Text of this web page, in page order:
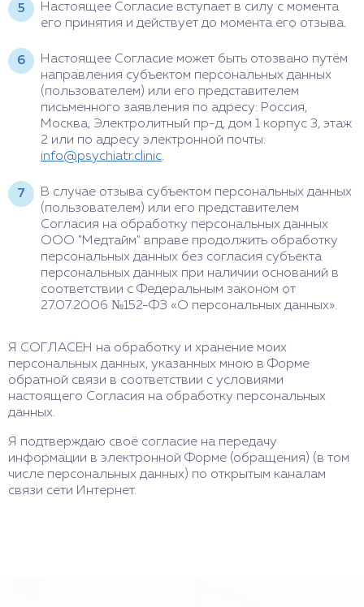
Настоящее Согласие вступает в силу с момента
его принятия и действует до момента его отзыва.
Настоящее Согласие может быть отозвано путём
направления субъектом персональных данных
(пользователем) или его представителем
письменного заявления по адресу: Россия,
Москва, Электролитный пр-д, дом 1 корпус 3, этаж
2 или по адресу электронной почты:
info@psychiatr.clinic.
В случае отзыва субъектом персональных данных
(пользователем) или его представителем
Согласия на обработку персональных данных
ООО "Медтайм" вправе продолжить обработку
персональных данных без согласия субъекта
персональных данных при наличии оснований в
соответствии с Федеральным законом от
27.07.2006 №152-ФЗ «О персональных данных».
Я СОГЛАСЕН на обработку и хранение моих
персональных данных, указанных мною в Форме
обратной связи в соответствии с условиями
настоящего Согласия на обработку персональных
данных.
Я подтверждаю своё согласие на передачу
информации в электронной Форме (обращения) (в том
числе персональных данных) по открытым каналам
связи сети Интернет.